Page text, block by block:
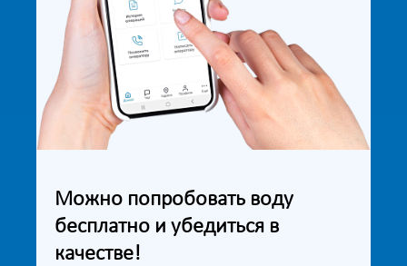
Можно попробовать воду
бесплатно и убедиться в
качестве!